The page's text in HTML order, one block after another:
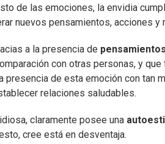
de las emociones, la envidia
nuevos pensamientos, acciones y
a la presencia de
con otras personas, y
presencia de esta emoción con tan
relaciones saludables.
claramente posee una
cree está en desventaja.